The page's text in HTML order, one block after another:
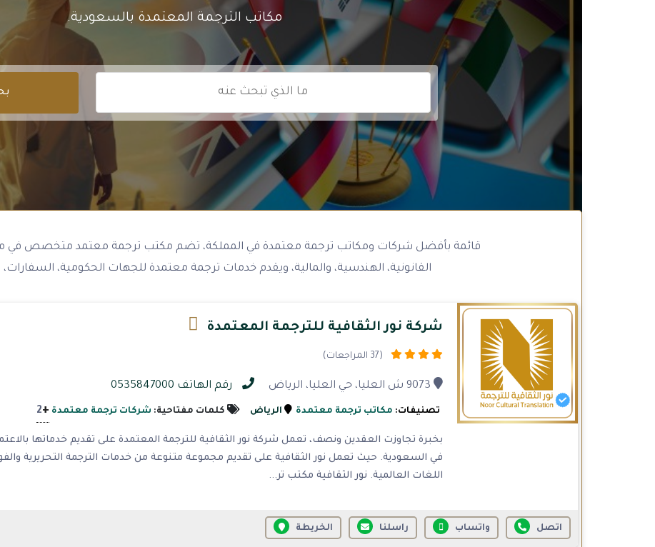
مكاتب الترجمة المعتمدة بالسعودية.
قائمة بأفضل شركات ومكاتب ترجمة معتمدة في المملكة، تضم مكتب ترجمة معتمد متخصص في
القانونية، الهندسية، والمالية، ويقدم خدمات ترجمة معتمدة للجهات الحكومية، السفارات،
شركة نور الثقافية للترجمة المعتمدة
(37 المراجعات)
رقم الهاتف 0535847000
تصنيفات: مكاتب ترجمة معتمدة الرياض كلمات مفتاحية: شركات ترجمة معتمدة +
2
بخبرة تجاوزت العقدين ونصف، تعمل شركة نور الثقافية للترجمة المعتمدة على تقديم خدماتها
في السعودية. حيث تعمل نور الثقافية على تقديم مجموعة متنوعة من خدمات الترجمة التحريرية
اللغات العالمية. نور الثقافية مكتب تر...
اتصل واتساب راسلنا الخريطة